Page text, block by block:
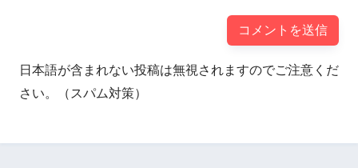
日本語が含まれない投稿は無視されますのでご注意くだ
さい。（スパム対策）